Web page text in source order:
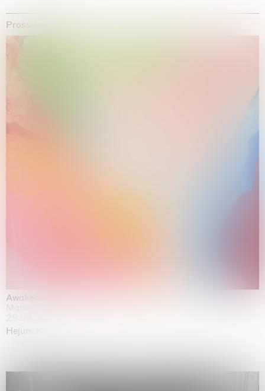
Prossime mostre
Awakened
Hejum Bä